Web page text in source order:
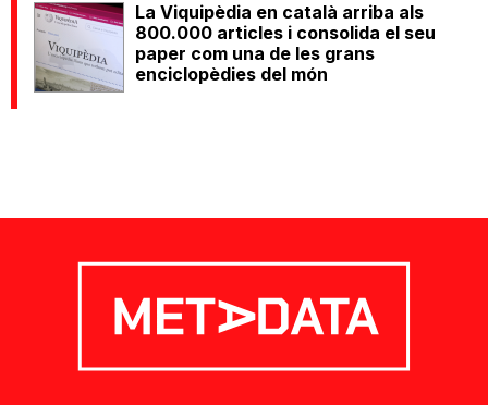
La Viquipèdia en català arriba als
800.000 articles i consolida el seu
paper com una de les grans
enciclopèdies del món